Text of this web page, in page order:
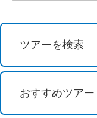
音楽・コンサ
イルミネーシ
ツアーを検索
おすすめツアー